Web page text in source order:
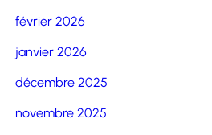
février 2026
janvier 2026
décembre 2025
novembre 2025